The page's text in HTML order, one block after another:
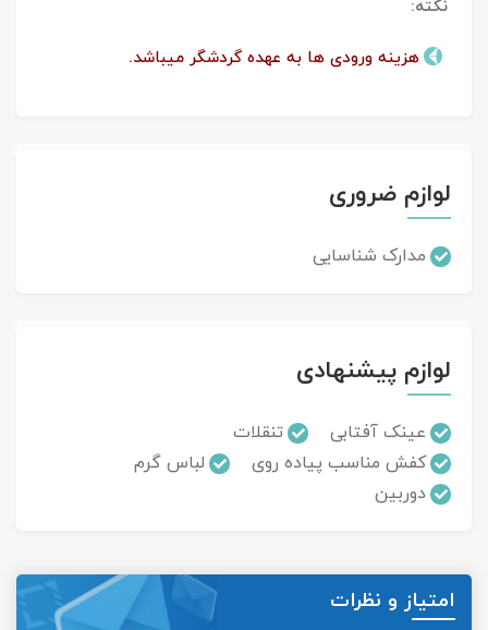
نکته:
هزینه ورودی ها به عهده گردشگر میباشد.
لوازم ضروری
مدارک شناسایی
لوازم پیشنهادی
عینک آفتابی
تنقلات
کفش مناسب پیاده روی
لباس گرم
دوربین
امتیاز و نظرات